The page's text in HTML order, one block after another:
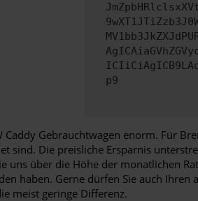
p9
Caddy Gebrauchtwagen enorm. Für
sind. Die preisliche Ersparnis
uns über die Höhe der monatlichen
haben. Gerne dürfen Sie auch
meist geringe Differenz.